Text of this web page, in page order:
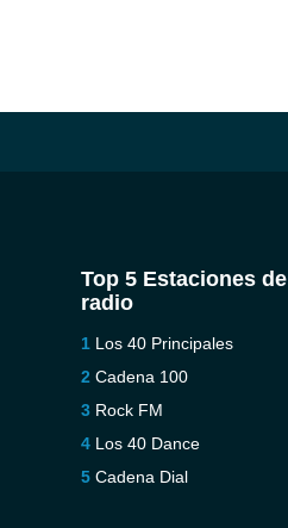
Top 5 Estaciones de
radio
Los 40 Principales
Cadena 100
Rock FM
Los 40 Dance
Cadena Dial